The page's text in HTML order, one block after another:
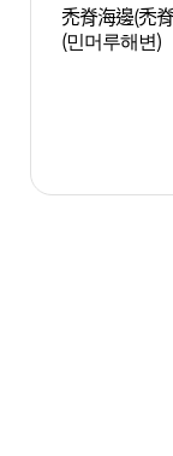
禿脊海邊(禿
(민머루해변)